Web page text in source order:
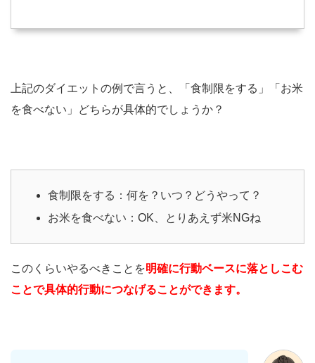
上記のダイエットの例で言うと、「食制限をする」「お米
を食べない」どちらが具体的でしょうか？
食制限をする：何を？いつ？どうやって？
お米を食べない：OK、とりあえず米NGね
このくらいやるべきことを明確に行動ベースに落としこむ
ことで具体的行動につなげることができます。